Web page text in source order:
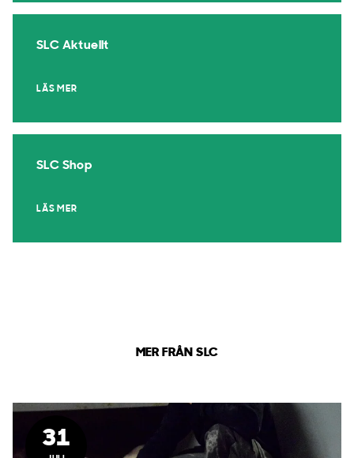
SLC Aktuellt
LÄS MER
SLC Shop
LÄS MER
MER FRÅN SLC
31